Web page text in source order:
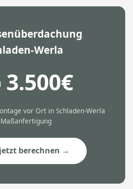
Werla
3.500€
vor Ort in Schladen-Werla
Maßanfertigung
berechnen →